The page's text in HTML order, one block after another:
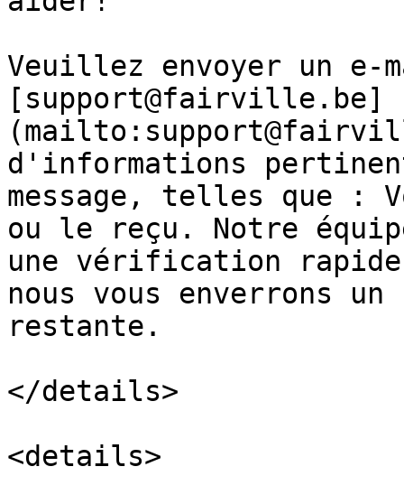
Veuillez envoyer un e-
[support@fairville.be]
d'informations
message, telles que :
ou le reçu. Notre
une vérification
nous vous enverrons
restante.
</details>
<details>